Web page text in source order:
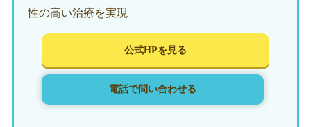
性の高い治療を実現
公式HPを見る
電話で問い合わせる